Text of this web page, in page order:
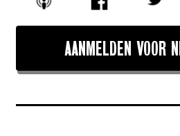
AANMELDEN VOOR